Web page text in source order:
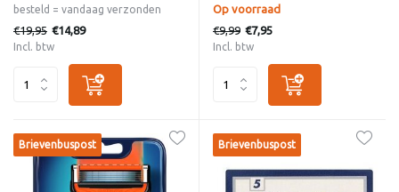
besteld = vandaag verzonden
€19,95 €14,89
Incl. btw
Op voorraad
€9,99 €7,95
Incl. btw
Brievenbuspost Brievenbuspost